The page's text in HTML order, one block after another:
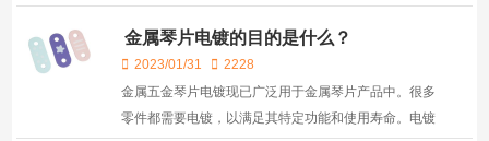
活力和创造力。 精英鼓D的设计灵感源自自然之美，...
金属琴片电镀的目的是什么？
2023/01/31
2228
金属五金琴片电镀现已广泛用于金属琴片产品中。很多
零件都需要电镀，以满足其特定功能和使用寿命。电镀